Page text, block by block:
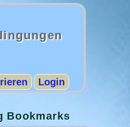
Login
Bookmarks